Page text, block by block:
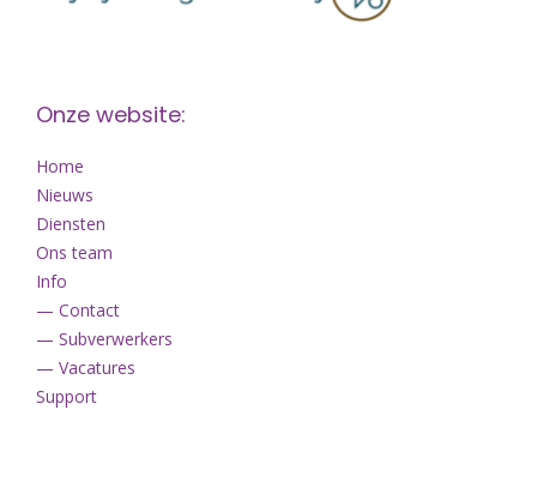
Onze website:
Home
Nieuws
Diensten
Ons team
Info
— Contact
— Subverwerkers
— Vacatures
Support